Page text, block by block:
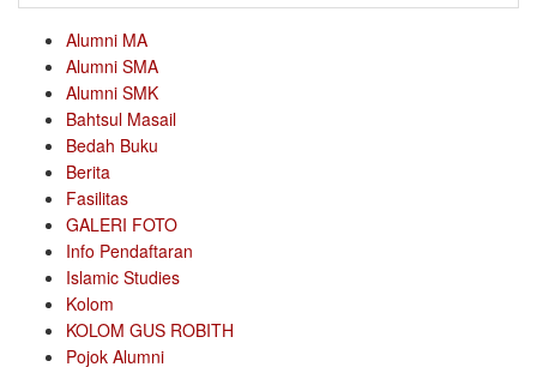
Alumni MA
Alumni SMA
Alumni SMK
Bahtsul Masail
Bedah Buku
Berita
Fasilitas
GALERI FOTO
Info Pendaftaran
Islamic Studies
Kolom
KOLOM GUS ROBITH
Pojok Alumni